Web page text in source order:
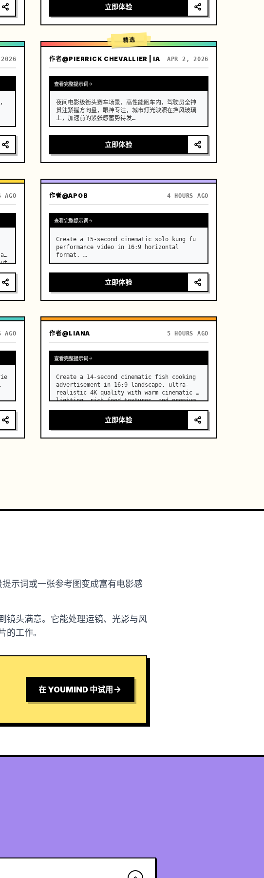
一个维护良好、现代化的农舍开放式厨房，背景是郁郁
葱葱的菜园，阳光明媚。
现代乡村创作者，黑色长发随意用木簪挽起，身穿深蓝
色舒适亚麻服饰，妆容清淡，眼神专注而平静。
[镜头细节]
画面：高清特写。晨光侧逆光打在植物上。
动作：创作者的双手（手指修长干净）从藤蔓上摘下一
颗挂着晶莹…
立即体验
精选
作者@PIERRICK CHEVALLIER | IA APR 2, 2026
查看完整提示词
夜间电影级街头赛车场景，高性能跑车内，驾驶员全神
贯注紧握方向盘，眼神专注，城市灯光映照在挡风玻璃
上，加速前的紧张感蓄势待发
运镜：采用具备无缝转场的快速多角度系统，内景特写
→ 肩后视角 → 外景追踪 → 低机位贴地拍摄，超动态运
镜，结合急摇镜头（whip pans）+ 变速转场（speed
ramp）+ 运动模糊遮罩剪辑，营造连续流动的视觉幻象
吸起伏，仪表盘灯光闪烁
引擎震动感增强
(4-6s) 按下…
立即体验
AGO 作者@APOB 4 HOURS AGO
查看完整提示词
Create a 15-second cinematic solo kung fu
performance video in 16:9 horizontal
format. …
立即体验
AGO 作者@LIANA 5 HOURS AGO
查看完整提示词
Create a 14-second cinematic fish cooking
advertisement in 16:9 landscape, ultra-
realistic 4K quality with warm cinematic
lighting, rich food textures, and premium
立即体验
示词或一张参考图变成富有电影感
镜头满意。它能处理运镜、光影与风
工作。
在 YOUMIND 中试用